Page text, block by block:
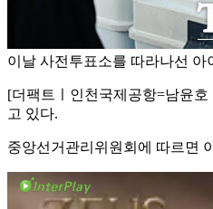
이날 사전투표소를 따라나선
[더팩트ㅣ인천국제공항=남윤
고 있다.
중앙선거관리위원회에 따르면